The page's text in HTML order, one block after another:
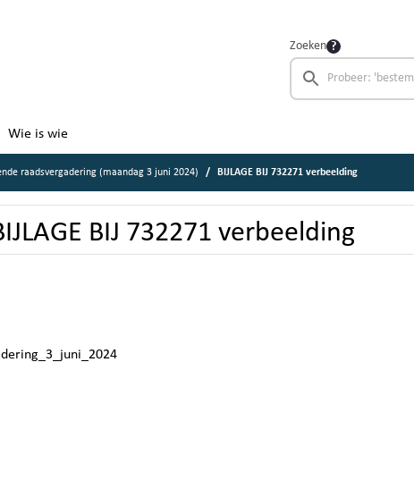
Zoeken
Wie is wie
raadsvergadering (maandag 3 juni 2024) BIJLAGE BIJ 732271 verbeelding
BIJ 732271 verbeelding